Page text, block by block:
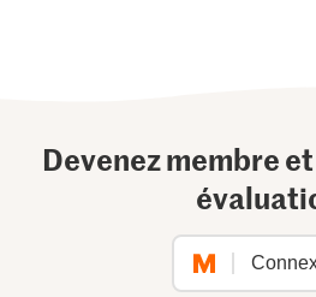
Devenez membre